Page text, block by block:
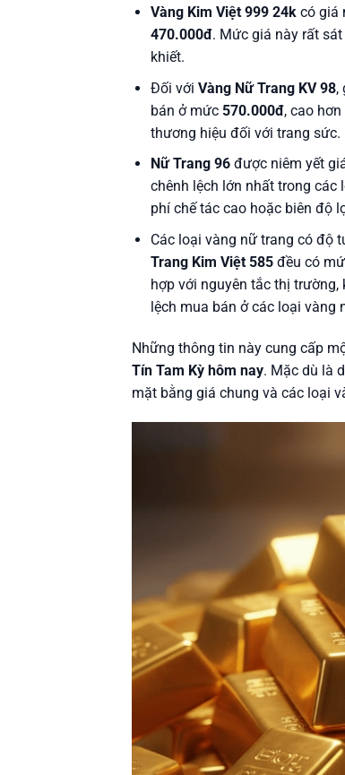
Vàng Kim Việt 999 24kcó giá
470.000đ. Mức giá này rất
khiết.
Đối với Vàng Nữ Trang KV 98,
bán ở mức 570.000đ, cao
thương hiệu đối với trang sức.
Nữ Trang 96được niêm yết
chênh lệch lớn nhất trong các
phí chế tác cao hoặc biên độ
Các loại vàng nữ trang có độ
Trang Kim Việt 585đều có
hợp với nguyên tắc thị
lệch mua bán ở các loại vàng
Những thông tin này cung cấp
Tín Tam Kỳ hôm nay. Mặc dù là
mặt bằng giá chung và các loại